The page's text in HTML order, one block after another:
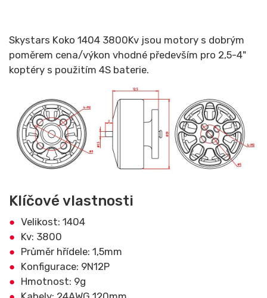
Skystars Koko 1404 3800Kv jsou motory s dobrým
poměrem cena/výkon vhodné především pro 2,5-4"
koptéry s použitím 4S baterie.
Klíčové vlastnosti
Velikost: 1404
Kv: 3800
Průměr hřídele: 1,5mm
Konfigurace: 9N12P
Hmotnost: 9g